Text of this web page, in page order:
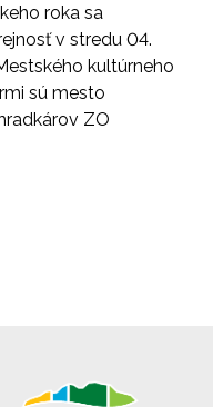
roka sa
v stredu 04.
kultúrneho
sú mesto
ZO